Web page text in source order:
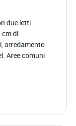
due letti
di
arredamento
Aree comuni